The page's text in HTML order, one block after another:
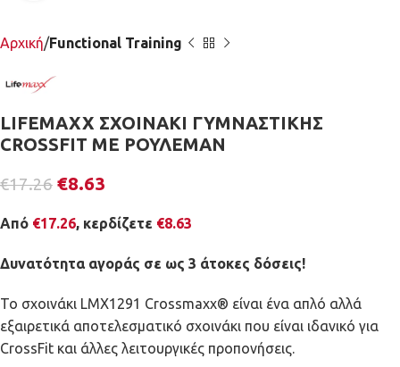
Αρχική Functional Training
LIFEMAXX ΣΧΟΙΝΑΚΙ ΓΥΜΝΑΣΤΙΚΗΣ
CROSSFIT ΜΕ ΡΟΥΛΕΜΑΝ
€17.26 €8.63
Από €17.26, κερδίζετε €8.63
Δυνατότητα αγοράς σε ως 3 άτοκες δόσεις!
Το σχοινάκι LMX1291 Crossmaxx® είναι ένα απλό αλλά
εξαιρετικά αποτελεσματικό σχοινάκι που είναι ιδανικό για
CrossFit και άλλες λειτουργικές προπονήσεις.